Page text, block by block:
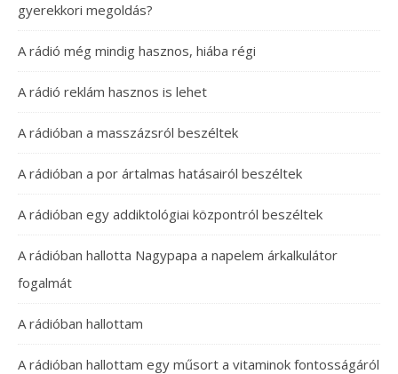
gyerekkori megoldás?
A rádió még mindig hasznos, hiába régi
A rádió reklám hasznos is lehet
A rádióban a masszázsról beszéltek
A rádióban a por ártalmas hatásairól beszéltek
A rádióban egy addiktológiai központról beszéltek
A rádióban hallotta Nagypapa a napelem árkalkulátor
fogalmát
A rádióban hallottam
A rádióban hallottam egy műsort a vitaminok fontosságáról